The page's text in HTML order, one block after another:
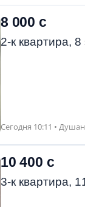
8 000 с
2-к квартира,
Сегодня 10:11 •
10 400 с
3-к квартира,